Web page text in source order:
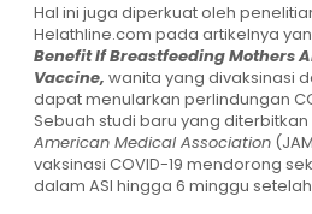
Hal ini juga diperkuat oleh
Helathline.com pada artikelnya
Benefit If Breastfeeding Mothers
Vaccine, wanita yang divaksinasi
dapat menularkan perlindungan
Sebuah studi baru yang
American Medical Association
vaksinasi COVID-19 mendorong
dalam ASI hingga 6 minggu